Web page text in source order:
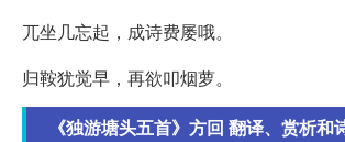
兀坐几忘起，成诗费屡哦。
归鞍犹觉早，再欲叩烟萝。
《独游塘头五首》方回 翻译、赏析和